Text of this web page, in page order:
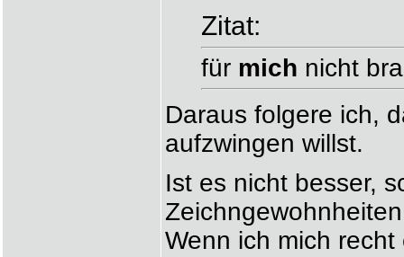
Zitat:
für mich nicht
Daraus folgere ich,
aufzwingen willst.
Ist es nicht besser,
Wenn ich mich